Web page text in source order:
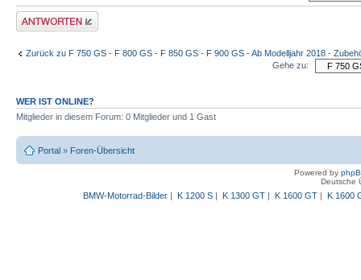
Antwort schreiben
Zurück zu F 750 GS - F 800 GS - F 850 GS - F 900 GS - Ab Modelljahr 2018 -
Gehe zu:
WER IST ONLINE?
Mitglieder in diesem Forum: 0 Mitglieder und 1 Gast
Portal » Foren-Übersicht
Powered by
Deutsche
BMW-Motorrad-Bilder| K 1200 S| K 1300 GT| K 1600 GT| K 1600